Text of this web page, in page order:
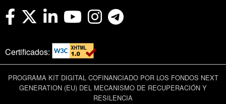
Certificados:
PROGRAMA KIT DIGITAL COFINANCIADO POR LOS FONDOS NEXT
GENERATION (EU) DEL MECANISMO DE RECUPERACIÓN Y
RESILENCIA